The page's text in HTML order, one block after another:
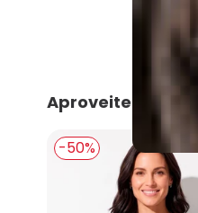
Aproveite e
-50%